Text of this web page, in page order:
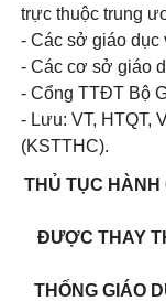
trực thuộc trung
- Các sở giáo dục
- Các cơ sở giáo
- Cổng TTĐT Bộ
- Lưu: VT, HTQT,
(KSTTHC).
THỦ TỤC HÀNH
ĐƯỢC THAY
THỐNG GIÁO